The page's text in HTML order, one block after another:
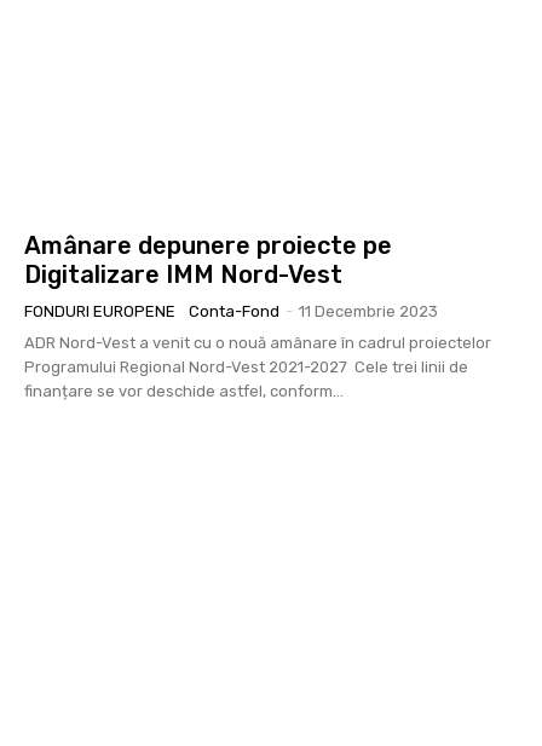
Amânare depunere proiecte pe
Digitalizare IMM Nord-Vest
FONDURI EUROPENE Conta-Fond - 11 Decembrie 2023
ADR Nord-Vest a venit cu o nouă amânare în cadrul proiectelor
Programului Regional Nord-Vest 2021-2027 Cele trei linii de
finanțare se vor deschide astfel, conform...